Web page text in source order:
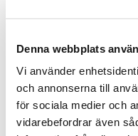
Denna webbplats
Vi använder
och annonserna till
för sociala medier och
vidarebefordrar även
lokala förtag. Vi
punktering,
mycket mer.